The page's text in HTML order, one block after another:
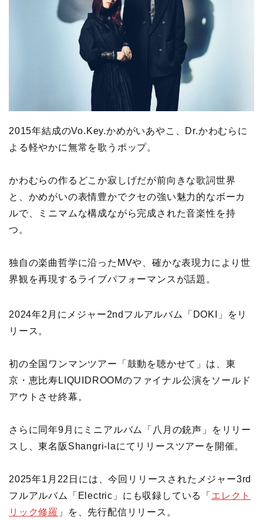
2015年結成のVo.Key.かめがいあやこ、Dr.かわむらに
よる軽やかに無常を歌うポップ。
かわむらの作るどこか寂しげだが前向きな歌詞世界
と、かめがいの表情豊かでクセの強い魅力的なボーカ
ルで、ミニマムな構成ながら完成された音楽性を持
つ。
独自の楽曲哲学に沿ったMVや、確かな表現力により世
界観を再現するライブパフォーマンスが話題。
2024年2月にメジャー2ndフルアルバム「DOKI」をリ
リース。
初の全国ワンマンツアー「鼓動を聴かせて」は、東
京・恵比寿LIQUIDROOMのファイナル公演をソールド
アウトさせ終幕。
さらに同年9月にミニアルバム「八月の銃声」をリリー
スし、東名阪Shangri-laにてリリースツアーを開催。
2025年1月22日には、今回リリースされたメジャー3rd
フルアルバム「Electric」にも収録している「 エレクト
リック修羅 」を、先行配信リリース。